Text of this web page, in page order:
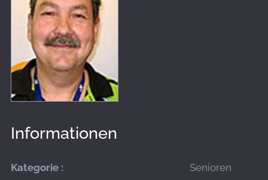
Informationen
Kategorie : Senioren